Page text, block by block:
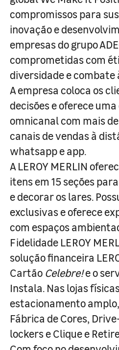
compromissos para
inovação e
empresas do grupo
comprometidas com
diversidade e combate
A empresa coloca os
decisões e oferece
omnicanal com mais
canais de vendas à
whatsapp e app.
A LEROY MERLIN
itens em 15 seções
e decorar os lares.
exclusivas e oferece
com espaços
Fidelidade LEROY
solução financeira
Cartão Celebre!e o
Instala. Nas lojas
estacionamento
Fábrica de Cores,
lockers e Clique e